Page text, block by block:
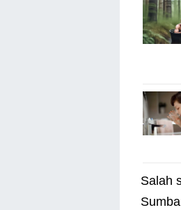
Salah